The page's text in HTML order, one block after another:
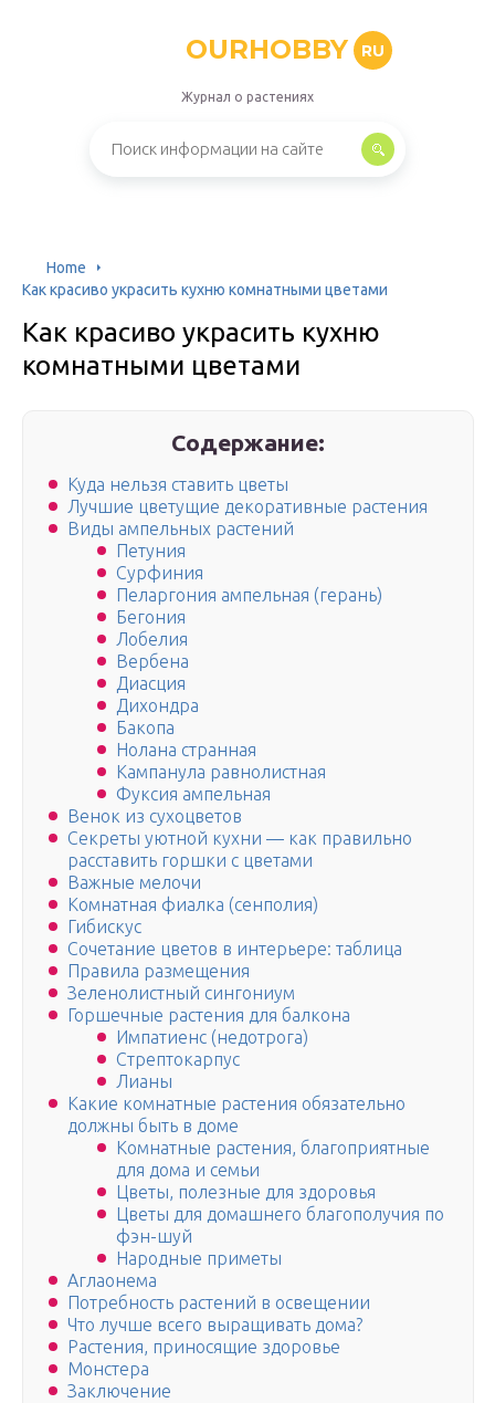
OURHOBBY RU
Журнал о растениях
Home
Как красиво украсить кухню комнатными цветами
Как красиво украсить кухню
комнатными цветами
Содержание:
Куда нельзя ставить цветы
Лучшие цветущие декоративные растения
Виды ампельных растений
Петуния
Сурфиния
Пеларгония ампельная (герань)
Бегония
Лобелия
Вербена
Диасция
Дихондра
Бакопа
Нолана странная
Кампанула равнолистная
Фуксия ампельная
Венок из сухоцветов
Секреты уютной кухни — как правильно
расставить горшки с цветами
Важные мелочи
Комнатная фиалка (сенполия)
Гибискус
Сочетание цветов в интерьере: таблица
Правила размещения
Зеленолистный сингониум
Горшечные растения для балкона
Импатиенс (недотрога)
Стрептокарпус
Лианы
Какие комнатные растения обязательно
должны быть в доме
Комнатные растения, благоприятные
для дома и семьи
Цветы, полезные для здоровья
Цветы для домашнего благополучия по
фэн-шуй
Народные приметы
Аглаонема
Потребность растений в освещении
Что лучше всего выращивать дома?
Растения, приносящие здоровье
Монстера
Заключение